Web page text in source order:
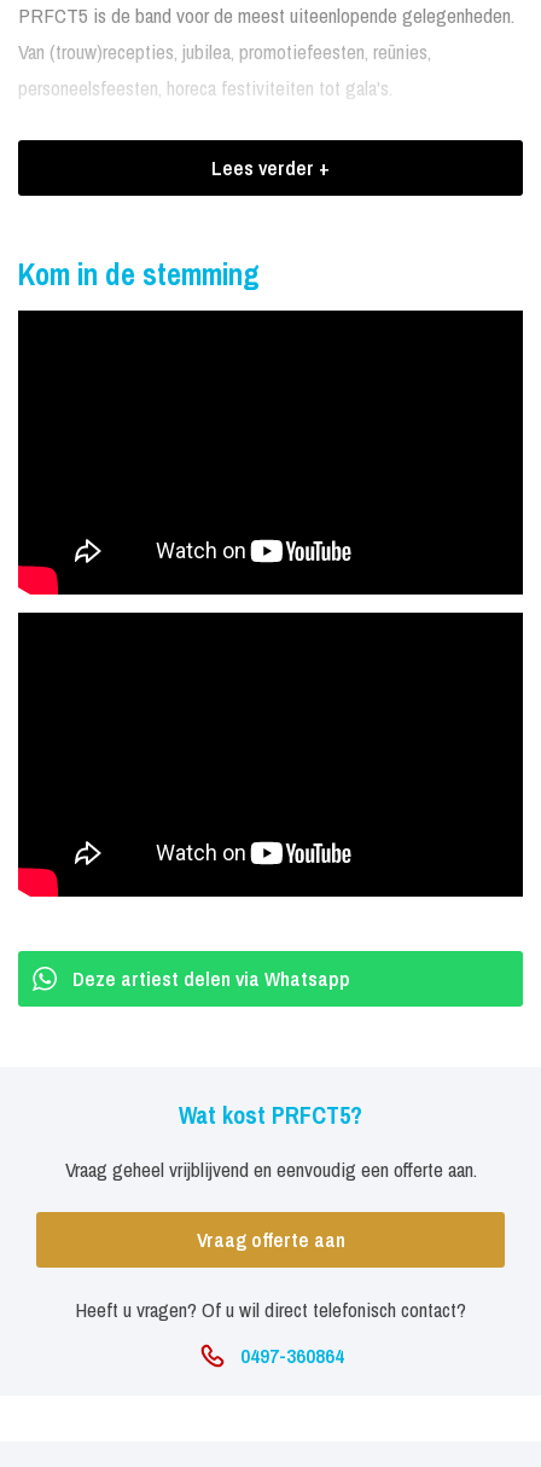
PRFCT5 is de band voor de meest uiteenlopende gelegenheden.
Van (trouw)recepties, jubilea, promotiefeesten, reünies,
personeelsfeesten, horeca festiviteiten tot gala's.
Boekingen PRFCT5
PRFCT5 verzorgt graag de muzikale omlijsting van uw diner,
uitstekende sfeer en zorgt met een warm, persoonlijk programma
voor een onvergetelijke avond. Bovendien schikt dit ensemble zich
hun speellijst staan nummers van artiesten als Frank Sinatra, Ella
Fitzgerald en Astrud Gilberto. Maar ook van The Beatles en
bijvoorbeeld Amy Winehouse. Bekijk en beluister ook de korte
specifiek voor zalen geldende coronaregels met betrekking tot het
dansen.
Aantrekkelijke prijs
PRFCT5 hanteert een aantrekkelijk instaptarief. Afhankelijk van de
Bezetting van PRFCT5
Zangeres: Jessica Koomen
Gitarist: Mateusz Pulawski
Pianist: Paul van den Belt
Bassist: Peter Kummer
Lees verder +
Kom in de stemming
Deze artiest delen via Whatsapp
Wat kost PRFCT5?
Vraag geheel vrijblijvend en eenvoudig een offerte aan.
Vraag offerte aan
Heeft u vragen? Of u wil direct telefonisch contact?
0497-360864